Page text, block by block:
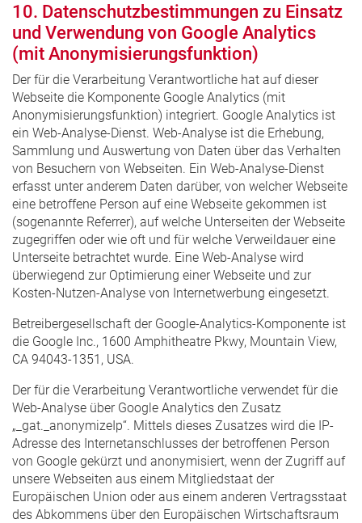
10. Datenschutzbestimmungen zu Einsatz
und Verwendung von Google Analytics
(mit Anonymisierungsfunktion)
Der für die Verarbeitung Verantwortliche hat auf dieser
Webseite die Komponente Google Analytics (mit
Anonymisierungsfunktion) integriert. Google Analytics ist
ein Web-Analyse-Dienst. Web-Analyse ist die Erhebung,
Sammlung und Auswertung von Daten über das Verhalten
von Besuchern von Webseiten. Ein Web-Analyse-Dienst
erfasst unter anderem Daten darüber, von welcher Webseite
eine betroffene Person auf eine Webseite gekommen ist
(sogenannte Referrer), auf welche Unterseiten der Webseite
zugegriffen oder wie oft und für welche Verweildauer eine
Unterseite betrachtet wurde. Eine Web-Analyse wird
überwiegend zur Optimierung einer Webseite und zur
Kosten-Nutzen-Analyse von Internetwerbung eingesetzt.
Betreibergesellschaft der Google-Analytics-Komponente ist
die Google Inc., 1600 Amphitheatre Pkwy, Mountain View,
CA 94043-1351, USA.
Der für die Verarbeitung Verantwortliche verwendet für die
Web-Analyse über Google Analytics den Zusatz
„_gat._anonymizeIp“. Mittels dieses Zusatzes wird die IP-
Adresse des Internetanschlusses der betroffenen Person
von Google gekürzt und anonymisiert, wenn der Zugriff auf
unsere Webseiten aus einem Mitgliedstaat der
Europäischen Union oder aus einem anderen Vertragsstaat
des Abkommens über den Europäischen Wirtschaftsraum